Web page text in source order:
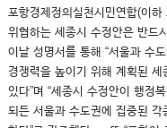
포항경제정의실천시민연합(이
위협하는 세종시 수정안은 반
이날 성명서를 통해 “서울과 수
경쟁력을 높이기 위해 계획된
있다”며 “세종시 수정안이 행정
되든 서울과 수도권에 집중된